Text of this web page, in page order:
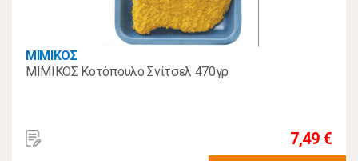
ΜΙΜΙΚΟΣ
ΜΙΜΙΚΟΣ Κοτόπουλο Σνίτσελ 470γρ
7,49 €